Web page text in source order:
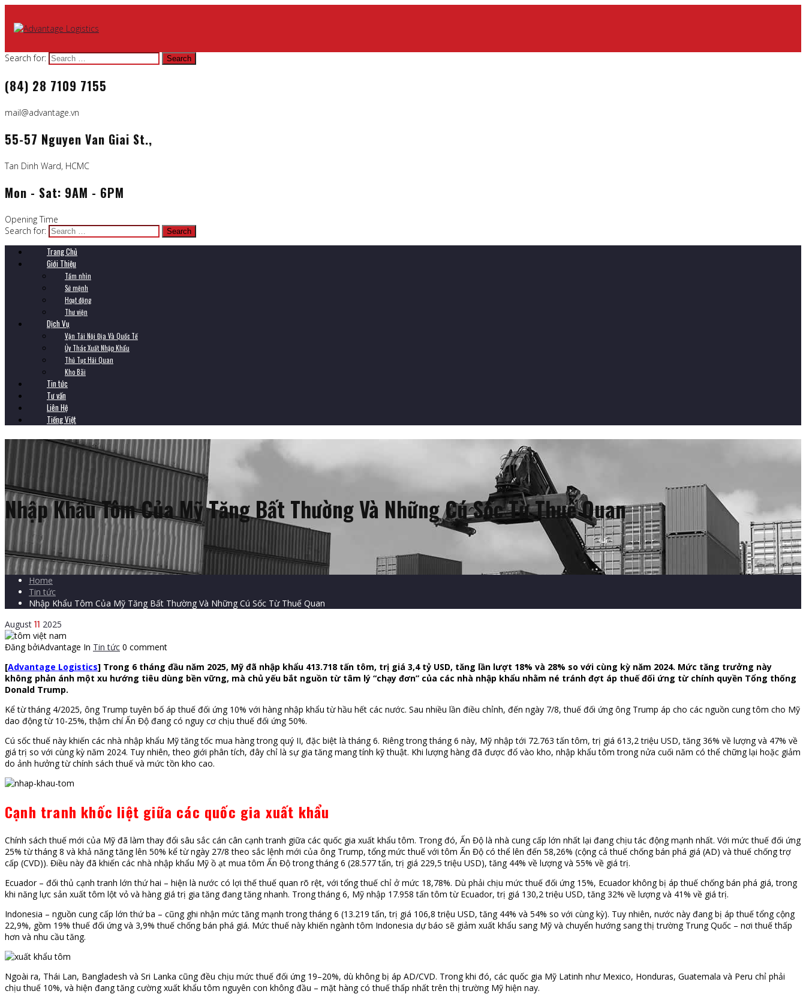
Search for:
(84) 28 7109 7155
mail@advantage.vn
55-57 Nguyen Van Giai St.,
Tan Dinh Ward, HCMC
Mon - Sat: 9AM - 6PM
Opening Time
Search for:
Trang Chủ
Giới Thiệu
Tầm nhìn
Sứ mệnh
Hoạt động
Thư viện
Dịch Vụ
Vận Tải Nội Địa Và Quốc Tế
Ủy Thác Xuất Nhập Khẩu
Thủ Tục Hải Quan
Kho Bãi
Tin tức
Tư vấn
Liên Hệ
Tiếng Việt
Nhập Khẩu Tôm Của Mỹ Tăng Bất Thường Và Những Cú Sốc Từ Thuế Quan
Home
Tin tức
Nhập Khẩu Tôm Của Mỹ Tăng Bất Thường Và Những Cú Sốc Từ Thuế Quan
August 11 2025
Đăng bởiAdvantage In Tin tức 0 comment
[Advantage Logistics] Trong 6 tháng đầu năm 2025, Mỹ đã nhập khẩu 413.718 tấn tôm, trị giá 3,4 tỷ USD, tăng lần lượt 18% và 28% so với cùng kỳ năm 2024. Mức tăng trưởng này
không phản ánh một xu hướng tiêu dùng bền vững, mà chủ yếu bắt nguồn từ tâm lý “chạy đơn” của các nhà nhập khẩu nhằm né tránh đợt áp thuế đối ứng từ chính quyền Tổng thống
Donald Trump.
Kể từ tháng 4/2025, ông Trump tuyên bố áp thuế đối ứng 10% với hàng nhập khẩu từ hầu hết các nước. Sau nhiều lần điều chỉnh, đến ngày 7/8, thuế đối ứng ông Trump áp cho các nguồn cung tôm cho Mỹ
dao động từ 10-25%, thậm chí Ấn Độ đang có nguy cơ chịu thuế đối ứng 50%.
Cú sốc thuế này khiến các nhà nhập khẩu Mỹ tăng tốc mua hàng trong quý II, đặc biệt là tháng 6. Riêng trong tháng 6 này, Mỹ nhập tới 72.763 tấn tôm, trị giá 613,2 triệu USD, tăng 36% về lượng và 47% về
giá trị so với cùng kỳ năm 2024. Tuy nhiên, theo giới phân tích, đây chỉ là sự gia tăng mang tính kỹ thuật. Khi lượng hàng đã được đổ vào kho, nhập khẩu tôm trong nửa cuối năm có thể chững lại hoặc giảm
do ảnh hưởng từ chính sách thuế và mức tồn kho cao.
Cạnh tranh khốc liệt giữa các quốc gia xuất khẩu
Chính sách thuế mới của Mỹ đã làm thay đổi sâu sắc cán cân cạnh tranh giữa các quốc gia xuất khẩu tôm. Trong đó, Ấn Độ là nhà cung cấp lớn nhất lại đang chịu tác động mạnh nhất. Với mức thuế đối ứng
25% từ tháng 8 và khả năng tăng lên 50% kể từ ngày 27/8 theo sắc lệnh mới của ông Trump, tổng mức thuế với tôm Ấn Độ có thể lên đến 58,26% (cộng cả thuế chống bán phá giá (AD) và thuế chống trợ
cấp (CVD)). Điều này đã khiến các nhà nhập khẩu Mỹ ồ ạt mua tôm Ấn Độ trong tháng 6 (28.577 tấn, trị giá 229,5 triệu USD), tăng 44% về lượng và 55% về giá trị.
Ecuador – đối thủ cạnh tranh lớn thứ hai – hiện là nước có lợi thế thuế quan rõ rệt, với tổng thuế chỉ ở mức 18,78%. Dù phải chịu mức thuế đối ứng 15%, Ecuador không bị áp thuế chống bán phá giá, trong
khi năng lực sản xuất tôm lột vỏ và hàng giá trị gia tăng đang tăng nhanh. Trong tháng 6, Mỹ nhập 17.958 tấn tôm từ Ecuador, trị giá 130,2 triệu USD, tăng 32% về lượng và 41% về giá trị.
Indonesia – nguồn cung cấp lớn thứ ba – cũng ghi nhận mức tăng mạnh trong tháng 6 (13.219 tấn, trị giá 106,8 triệu USD, tăng 44% và 54% so với cùng kỳ). Tuy nhiên, nước này đang bị áp thuế tổng cộng
22,9%, gồm 19% thuế đối ứng và 3,9% thuế chống bán phá giá. Mức thuế này khiến ngành tôm Indonesia dự báo sẽ giảm xuất khẩu sang Mỹ và chuyển hướng sang thị trường Trung Quốc – nơi thuế thấp
hơn và nhu cầu tăng.
Ngoài ra, Thái Lan, Bangladesh và Sri Lanka cũng đều chịu mức thuế đối ứng 19–20%, dù không bị áp AD/CVD. Trong khi đó, các quốc gia Mỹ Latinh như Mexico, Honduras, Guatemala và Peru chỉ phải
chịu thuế 10%, và hiện đang tăng cường xuất khẩu tôm nguyên con không đầu – mặt hàng có thuế thấp nhất trên thị trường Mỹ hiện nay.